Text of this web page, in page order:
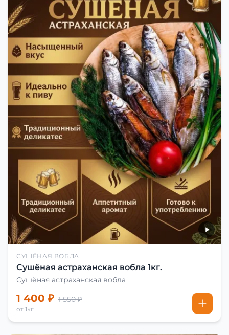
СУШЁНАЯ ВОБЛА
Сушёная астраханская вобла 1кг.
Сушёная астраханская вобла
1 400 ₽ 1 550 ₽
от 1кг